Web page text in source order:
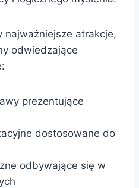
najważniejsze atrakcje,
odwiedzające
prezentujące
dostosowane do
odbywające się w